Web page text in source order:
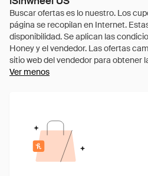
Ver menos